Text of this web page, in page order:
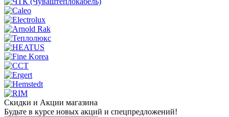
Скидки и Акции магазина
Будьте в курсе новых акций и спецпредложений!